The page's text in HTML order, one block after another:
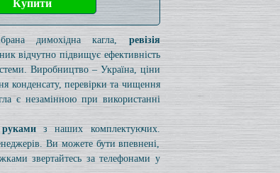
димохідна кагла, ревізія
відчутно підвищує ефективність
Виробництво – Україна, ціни
конденсату, перевірки та чищення
є незамінною при використанні
з наших комплектуючих.
Ви можете бути впевнені,
звертайтесь за телефонами у